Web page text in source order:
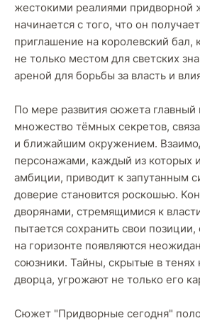
жестокими реалиями придворной
начинается с того, что он
приглашение на королевский бал,
не только местом для светских
ареной для борьбы за власть и
По мере развития сюжета главный
множество тёмных секретов,
и ближайшим окружением.
персонажами, каждый из которых
амбиции, приводит к запутанным
доверие становится роскошью.
дворянами, стремящимися к
пытается сохранить свои позиции,
на горизонте появляются
союзники. Тайны, скрытые в тенях
дворца, угрожают не только его
Сюжет "Придворные сегодня"